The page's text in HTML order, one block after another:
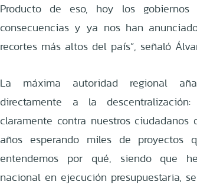
Producto de eso, hoy los gobiernos
consecuencias y ya nos han
recortes más altos del país”, señaló
La máxima autoridad regional
directamente a la
claramente contra nuestros
años esperando miles de proyectos
entendemos por qué, siendo que
nacional en ejecución presupuestaria,